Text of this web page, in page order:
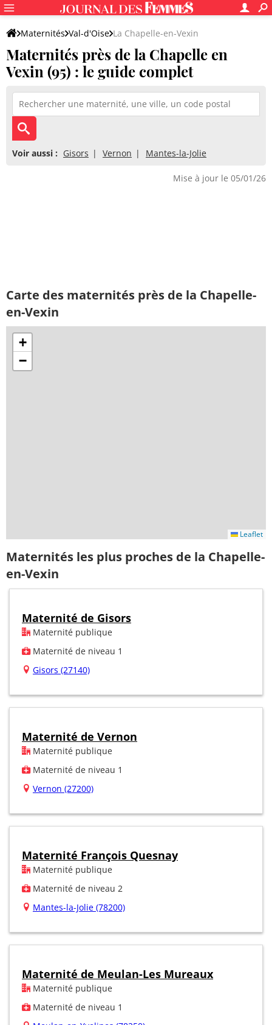
Maternités Val-d'Oise La Chapelle-en-Vexin
Maternités près de la Chapelle en
Vexin (95) : le guide complet
Voir aussi : Gisors Vernon Mantes-la-Jolie
Mise à jour le 05/01/26
Carte des maternités près de la Chapelle-
en-Vexin
+
−
Leaflet
Maternités les plus proches de la Chapelle-
en-Vexin
Maternité de Gisors
Maternité publique
Maternité de niveau 1
Gisors (27140)
Maternité de Vernon
Maternité publique
Maternité de niveau 1
Vernon (27200)
Maternité François Quesnay
Maternité publique
Maternité de niveau 2
Mantes-la-Jolie (78200)
Maternité de Meulan-Les Mureaux
Maternité publique
Maternité de niveau 1